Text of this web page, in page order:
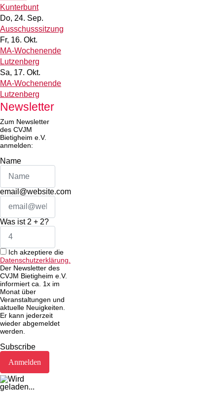
Kunterbunt
Do, 24. Sep.
Ausschusssitzung
Fr, 16. Okt.
MA-Wochenende
Lutzenberg
Sa, 17. Okt.
MA-Wochenende
Lutzenberg
Newsletter
Zum Newsletter
des CVJM
Bietigheim e.V.
anmelden:
Name
email@website.com
Was ist 2 + 2?
Ich akzeptiere die
Datenschutzerklärung.
Der Newsletter des
CVJM Bietigheim e.V.
informiert ca. 1x im
Monat über
Veranstaltungen und
aktuelle Neuigkeiten.
Er kann jederzeit
wieder abgemeldet
werden.
Subscribe